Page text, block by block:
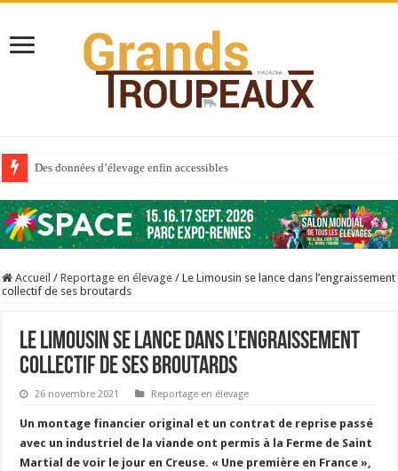
Des données d’élevage enfin accessibles
Au sommaire du premier numéro de 2025
Au sommaire de GTM 110
Aidez-nous à améliorer la santé de vos veaux !
Sécheresse : les éleveurs réclament des expertises de terrain
À l’est, un nouveau virus
Un été fructueux pour Lactalis
Les canicules freinent la collecte laitière
Accueil / Reportage en élevage / Le Limousin se lance dans l’engraissement
collectif de ses broutards
Le Limousin se lance dans l’engraissement
collectif de ses broutards
26 novembre 2021 Reportage en élevage
Un montage financier original et un contrat de reprise passé
avec un industriel de la viande ont permis à la Ferme de Saint
Martial de voir le jour en Creuse. « Une première en France »,